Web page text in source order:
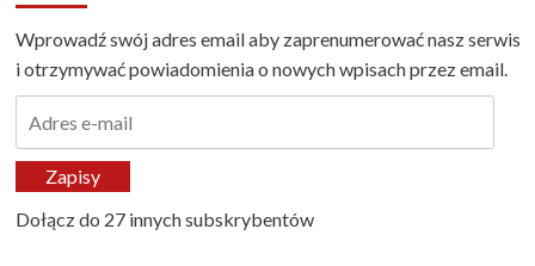
Wprowadź swój adres email aby zaprenumerować nasz serwis
i otrzymywać powiadomienia o nowych wpisach przez email.
mailZapisy
Dołącz do 27 innych subskrybentów